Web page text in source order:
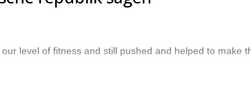
level of fitness and still pushed and helped to make